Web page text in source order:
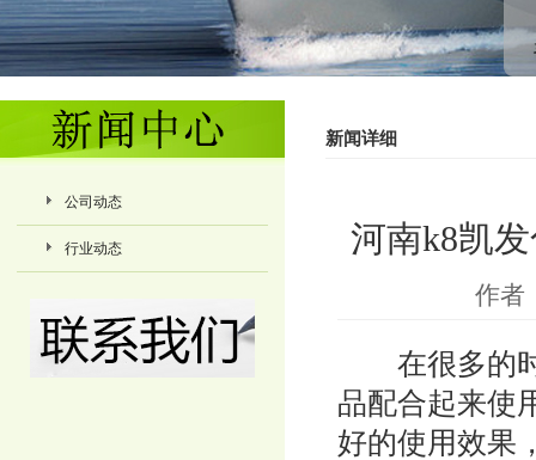
公司动态
行业动态
新闻详细
河南k8凯
作者
在很多的时
品配合起来使
好的使用效果